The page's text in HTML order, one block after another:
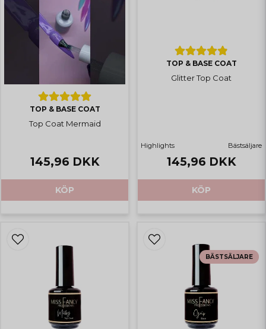
TOP & BASE COAT
Top Coat Mermaid
145,96 DKK
KÖP
TOP & BASE COAT
Glitter Top Coat
Highlights Bästsäljare
145,96 DKK
KÖP
BÄSTSÄLJARE